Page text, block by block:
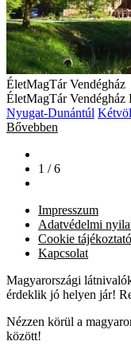
ÉletMagTár Vendégház
ÉletMagTár Vendégház
Nyugat-Dunántúl
Bővebben
1 / 6
Impresszum
Adatvédelmi
Cookie tájékoztató
Kapcsolat
Magyarországi
érdeklik jó helyen jár!
Nézzen körül a
között!